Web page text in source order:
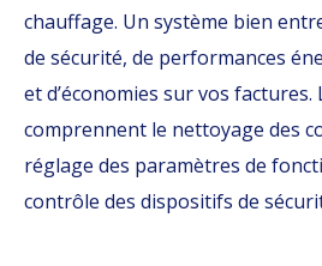
chauffage. Un système bien
de sécurité, de performances
et d’économies sur vos
comprennent le nettoyage des
réglage des paramètres de
contrôle des dispositifs de